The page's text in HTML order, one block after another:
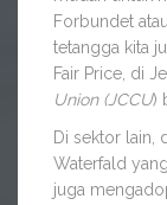
Forbundet
tetangga kita
Fair Price, di
Union (JCCU)
Di sektor lain,
Waterfald
juga